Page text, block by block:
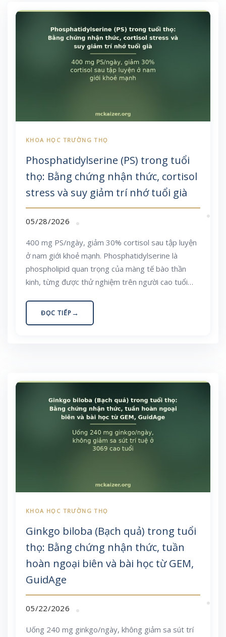
Phosphatidylserine (PS) trong tuổi
thọ: Bằng chứng nhận thức, cortisol
stress và suy giảm trí nhớ tuổi già
05/28/2026
400 mg PS/ngày, giảm 30% cortisol sau tập luyện
ở nam giới khoẻ mạnh. Phosphatidylserine là
phospholipid quan trọng của màng tế bào thần
kinh, từng được thử nghiệm trên người cao tuổi
đáp ứng cortisol với stress. Bài viết tổng hợp bằng
chứng RCT, nguồn PS trong thực phẩm và bổ
ĐỌC TIẾP
Ginkgo biloba (Bạch quả) trong tuổi
thọ: Bằng chứng nhận thức, tuần
hoàn ngoại biên và bài học từ GEM,
GuidAge
05/22/2026
Uống 240 mg ginkgo/ngày, không giảm sa sút trí